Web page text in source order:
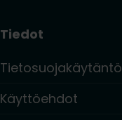
Tiedot
Tietosuojakäytäntö
Käyttöehdot